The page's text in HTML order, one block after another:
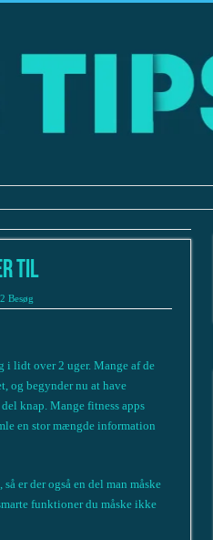
til
Besøg
i lidt over 2 uger. Mange af de
og begynder nu at have
knap. Mange fitness apps
en stor mængde information
er der også en del man måske
funktioner du måske ikke